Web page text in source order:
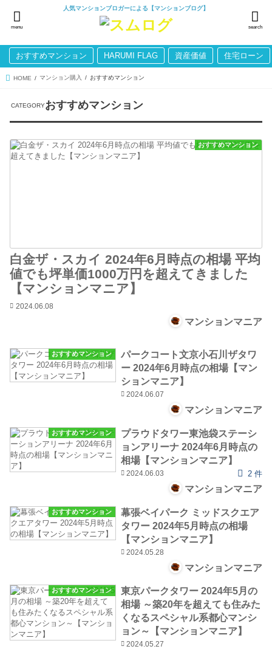
人気マンションブロガーによる【マンションブログ】
search
menu
おすすめマンション HARUMI FLAG 資産価値 住宅ローン
HOME マンション購入 おすすめマンション
おすすめマンション
おすすめマンション
白金ザ・スカイ 2024年6月時点の相場 平均
値でも坪単価1000万円を超えてきました
【マンションマニア】
2024.06.08
マンションマニア
おすすめマンション
パークコート文京小石川ザタワ
ー 2024年6月時点の相場【マン
ションマニア】
2024.06.07
マンションマニア
おすすめマンション
プラウドタワー東池袋ステーシ
ョンアリーナ 2024年6月時点の
相場【マンションマニア】
2024.06.03 2 件
マンションマニア
おすすめマンション
幕張ベイパーク ミッドスクエア
タワー 2024年5月時点の相場
【マンションマニア】
2024.05.28
マンションマニア
おすすめマンション
東京パークタワー 2024年5月の
相場 ～築20年を超えても住みた
くなるスペシャル系都心マンシ
ョン～【マンションマニア】
2024.05.27